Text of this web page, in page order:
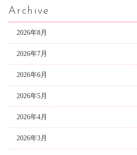
Archive
2026年8月
2026年7月
2026年6月
2026年5月
2026年4月
2026年3月